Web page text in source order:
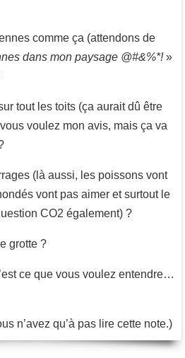
comme ça (attendons de
dans mon paysage @#&%*!»
tout les toits (ça aurait dû être
voulez mon avis, mais ça va
(là aussi, les poissons vont
vont pas aimer et surtout le
CO2 également) ?
grotte ?
ce que vous voulez entendre…
n’avez qu’à pas lire cette note.)